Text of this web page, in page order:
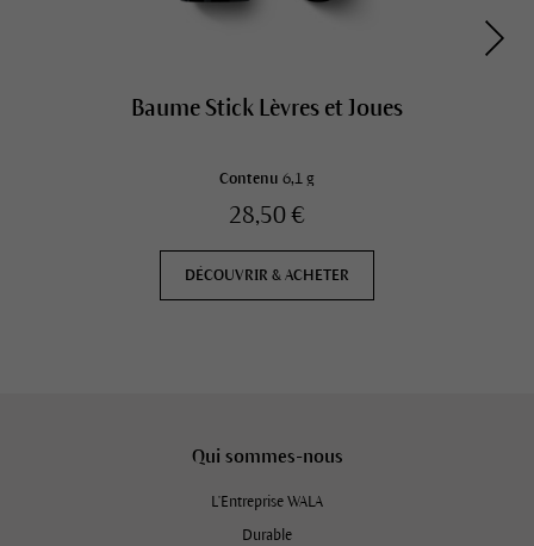
Baume Stick Lèvres et Joues
Contenu 6,1 g
28,50 €
DÉCOUVRIR & ACHETER
Qui sommes-nous
L'Entreprise WALA
Durable